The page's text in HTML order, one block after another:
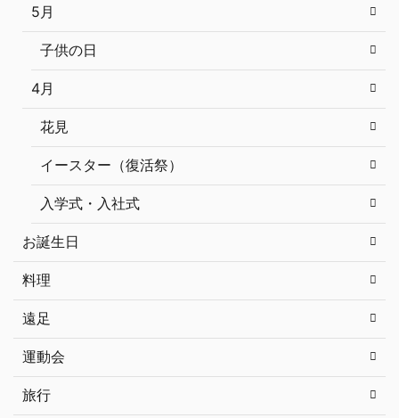
5月
子供の日
4月
花見
イースター（復活祭）
入学式・入社式
お誕生日
料理
遠足
運動会
旅行